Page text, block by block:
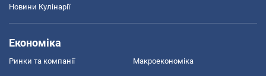
Новини Кулінарії
Економіка
Ринки та компанії Макроекономіка